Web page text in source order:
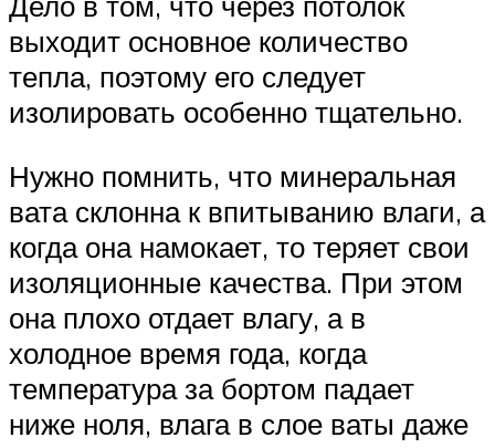
выходит основное количество
тепла, поэтому его следует
изолировать особенно тщательно.
Нужно помнить, что минеральная
вата склонна к впитыванию влаги, а
когда она намокает, то теряет свои
изоляционные качества. При этом
она плохо отдает влагу, а в
холодное время года, когда
температура за бортом падает
ниже ноля, влага в слое ваты даже